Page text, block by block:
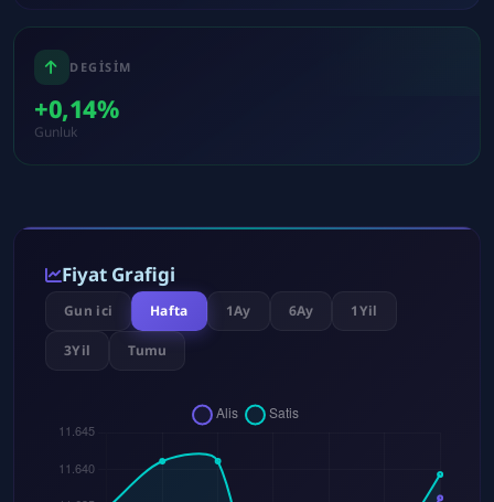
DEGISIM
+0,14%
Gunluk
Fiyat Grafigi
Gun ici Hafta 1Ay 6Ay 1Yil
3Yil Tumu